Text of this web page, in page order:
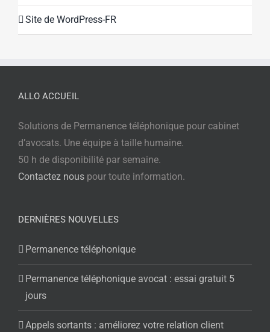
Site de WordPress-FR
ALLO ACCUEIL
Solutions de Permanence téléphonique pour cabinet
d’avocats. Une équipe à taille humaine.
50 h de disponibilité par semaine.
Contactez nous pour toute information.
DERNIÈRES NOUVELLES
Permanence téléphonique
Permanence téléphonique avocat : essai gratuit 5
jours
Appels sortants : améliorez votre relation client